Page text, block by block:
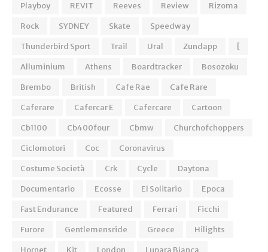
Playboy
REVIT Reeves Review
Rizoma
Rock
SYDNEY Skate
Speedway
Thunderbird Sport
Trail Ural Zundapp
[
Alluminium
Athens Boardtracker
Bosozoku
Brembo
British Cafe Rae
Cafe Rare
Caferare
Cafercar E Cafercare
Cartoon
Cb1100
Cb400four Cbmw
Churchofchoppers
Ciclomotori
Coc
Coronavirus
Costume Società
Crk Cycle
Daytona
Documentario
Ecosse El Solitario
Epoca
Fast Endurance
Featured Ferrari
Ficchi
Furore
Gentlemensride Greece
Hilights
Hornet
Kit London
Lupara Bianca